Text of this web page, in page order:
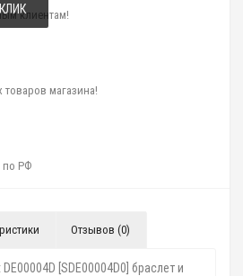
клиентам!
товаров магазина!
по РФ
Отзывов (0)
[SDE00004D0] браслет и